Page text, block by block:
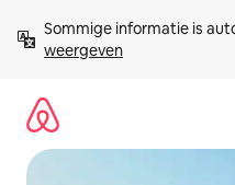
direct
naar
Sommige informatie is
weergeven